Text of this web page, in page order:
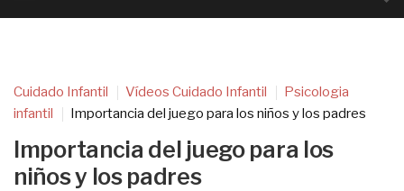
Cuidado Infantil Vídeos Cuidado Infantil
Psicologia
infantil
Importancia del juego para los niños y los padres
Importancia del juego para los
niños y los padres